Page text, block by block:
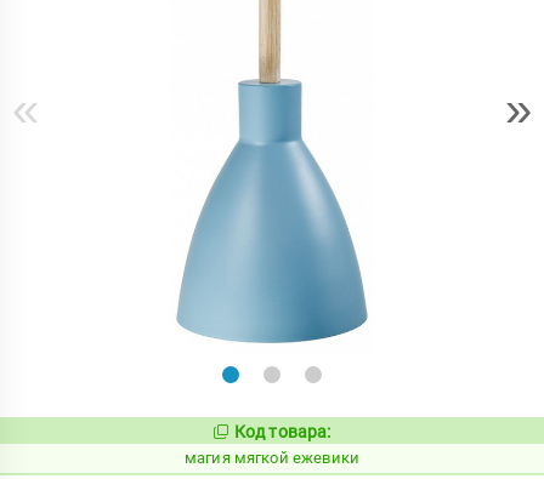
« »
Код:
913899
Код товара:
магия мягкой ежевики